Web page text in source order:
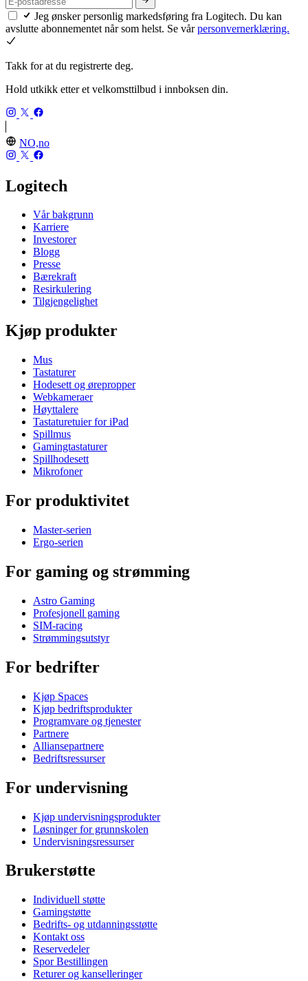
Jeg ønsker personlig markedsføring fra Logitech. Du kan
avslutte abonnementet når som helst. Se vårpersonvernerklæring.
Takk for at du registrerte deg.
Hold utkikk etter et velkomsttilbud i innboksen din.
NO,no
Logitech
Vår bakgrunn
Karriere
Investorer
Blogg
Presse
Bærekraft
Resirkulering
Tilgjengelighet
Kjøp produkter
Mus
Tastaturer
Hodesett og ørepropper
Webkameraer
Høyttalere
Tastaturetuier for iPad
Spillmus
Gamingtastaturer
Spillhodesett
Mikrofoner
For produktivitet
Master-serien
Ergo-serien
For gaming og strømming
Astro Gaming
Profesjonell gaming
SIM-racing
Strømmingsutstyr
For bedrifter
Kjøp Spaces
Kjøp bedriftsprodukter
Programvare og tjenester
Partnere
Alliansepartnere
Bedriftsressurser
For undervisning
Kjøp undervisningsprodukter
Løsninger for grunnskolen
Undervisningsressurser
Brukerstøtte
Individuell støtte
Gamingstøtte
Bedrifts- og utdanningsstøtte
Kontakt oss
Reservedeler
Spor Bestillingen
Returer og kanselleringer